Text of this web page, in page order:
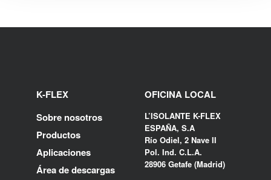
K-FLEX
Sobre nosotros
Productos
Aplicaciones
Área de descargas
OFICINA LOCAL
L’ISOLANTE K-FLEX
ESPAÑA, S.A
Río Odiel, 2 Nave II
Pol. Ind. C.L.A.
28906 Getafe (Madrid)